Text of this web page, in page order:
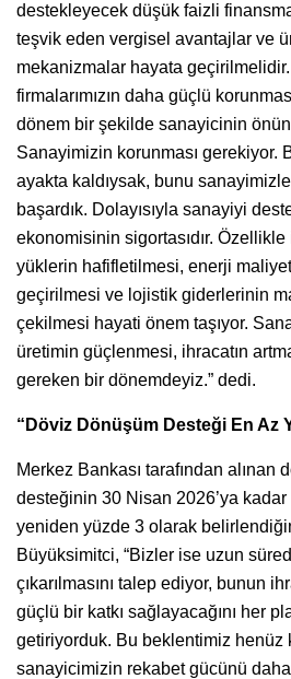
destekleyecek düşük faizli
teşvik eden vergisel avantajlar ve
mekanizmalar hayata
firmalarımızın daha güçlü
dönem bir şekilde sanayicinin
Sanayimizin korunması gerekiyor.
ayakta kaldıysak, bunu
başardık. Dolayısıyla sanayiyi
ekonomisinin sigortasıdır.
yüklerin hafifletilmesi, enerji
geçirilmesi ve lojistik giderlerinin
çekilmesi hayati önem taşıyor.
üretimin güçlenmesi, ihracatın
gereken bir dönemdeyiz.” dedi.
“Döviz Dönüşüm Desteği En Az
Merkez Bankası tarafından alınan
desteğinin 30 Nisan 2026’ya kadar
yeniden yüzde 3 olarak
Büyüksimitci, “Bizler ise uzun
çıkarılmasını talep ediyor, bunun
güçlü bir katkı sağlayacağını her
getiriyorduk. Bu beklentimiz henüz
sanayicimizin rekabet gücünü daha